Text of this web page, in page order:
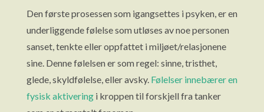
Den første prosessen som igangsettes i psyken, er en
underliggende følelse som utløses av noe personen
sanset, tenkte eller oppfattet i miljøet/relasjonene
sine. Denne følelsen er som regel: sinne, tristhet,
glede, skyldfølelse, eller avsky. Følelser innebærer en
fysisk aktiveringi kroppen til forskjell fra tanker